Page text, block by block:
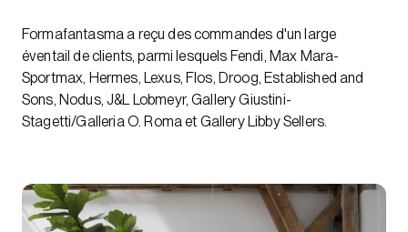
Formafantasma a reçu des commandes d'un large
éventail de clients, parmi lesquels Fendi, Max Mara-
Sportmax, Hermes, Lexus, Flos, Droog, Established and
Sons, Nodus, J&L Lobmeyr, Gallery Giustini-
Stagetti/Galleria O. Roma et Gallery Libby Sellers.